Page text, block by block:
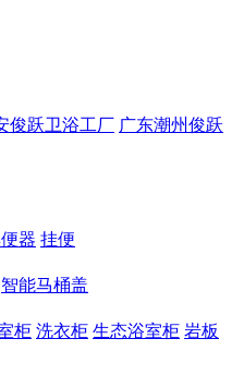
俊跃卫浴工厂 广东潮州俊跃
器 挂便
智能马桶盖
柜 洗衣柜 生态浴室柜 岩板